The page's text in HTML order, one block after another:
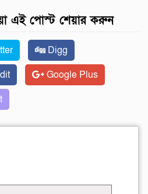
এই পোস্ট শেয়ার করুন
Digg
Google Plus